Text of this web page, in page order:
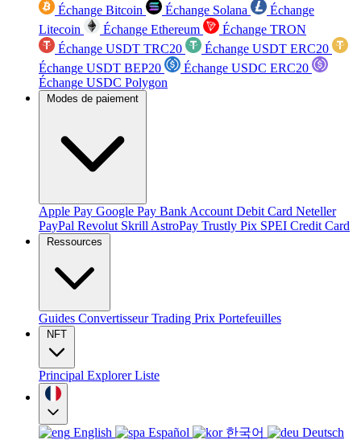
Échange Bitcoin Échange Solana
Échange
Litecoin
Échange Ethereum
Échange TRON
Échange USDT TRC20
Échange USDT ERC20
Échange USDT BEP20
Échange USDC ERC20
Échange USDC Polygon
Modes de paiement
Apple Pay Google Pay Bank Account Debit Card Neteller
PayPal Revolut Skrill AstroPay Trustly Pix SPEI Credit Card
Ressources
Guides ConvertisseurTrading Prix Portefeuilles
NFT
Principal ExplorerListe
English Español 한국어
Deutsch